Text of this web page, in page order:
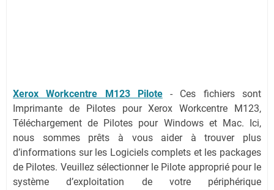
Xerox Workcentre M123 Pilote - Ces fichiers sont
Imprimante de Pilotes pour Xerox Workcentre M123,
Téléchargement de Pilotes pour Windows et Mac. Ici,
nous sommes prêts à vous aider à trouver plus
d’informations sur les Logiciels complets et les packages
de Pilotes. Veuillez sélectionner le Pilote approprié pour le
système d’exploitation de votre périphérique